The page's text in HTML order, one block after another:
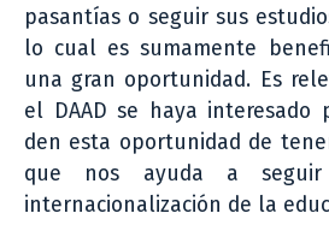
pasantías o seguir sus
lo cual es sumamente
una gran oportunidad. Es
el DAAD se haya interesado
den esta oportunidad de
que nos ayuda a seguir
internacionalización de la